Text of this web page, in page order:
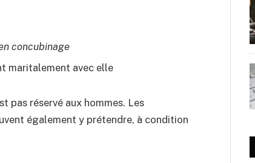
concubinage
maritalement avec elle
pas réservé aux hommes. Les
également y prétendre, à condition